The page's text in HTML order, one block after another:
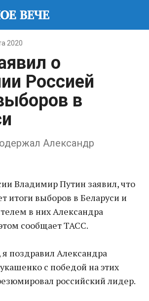
2020
о
Россией
в
Александр
Владимир Путин заявил, что
итоги выборов в Беларуси и
в них Александра
сообщает ТАСС.
я поздравил Александра
с победой на этих
российский лидер.